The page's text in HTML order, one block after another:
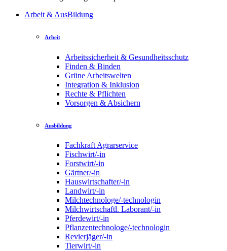
Arbeit & AusBildung
Arbeit
Arbeitssicherheit & Gesundheitsschutz
Finden & Binden
Grüne Arbeitswelten
Integration & Inklusion
Rechte & Pflichten
Vorsorgen & Absichern
Ausbildung
Fachkraft Agrarservice
Fischwirt/-in
Forstwirt/-in
Gärtner/-in
Hauswirtschafter/-in
Landwirt/-in
Milchtechnologe/-technologin
Milchwirtschaftl. Laborant/-in
Pferdewirt/-in
Pflanzentechnologe/-technologin
Revierjäger/-in
Tierwirt/-in